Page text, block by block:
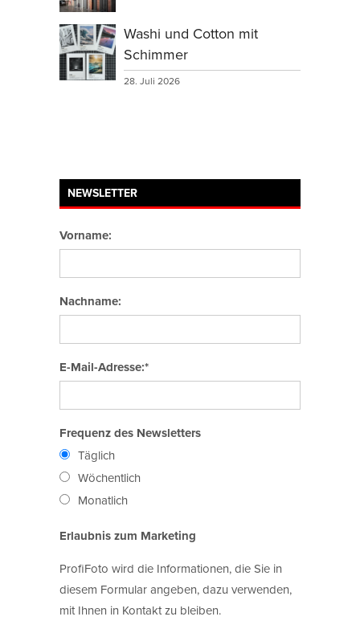
Washi und Cotton mit
Schimmer
28. Juli 2026
NEWSLETTER
Vorname:
Nachname:
E-Mail-Adresse:*
Frequenz des Newsletters
Täglich
Wöchentlich
Monatlich
Erlaubnis zum Marketing
ProfiFoto wird die Informationen, die Sie in
diesem Formular angeben, dazu verwenden,
mit Ihnen in Kontakt zu bleiben.